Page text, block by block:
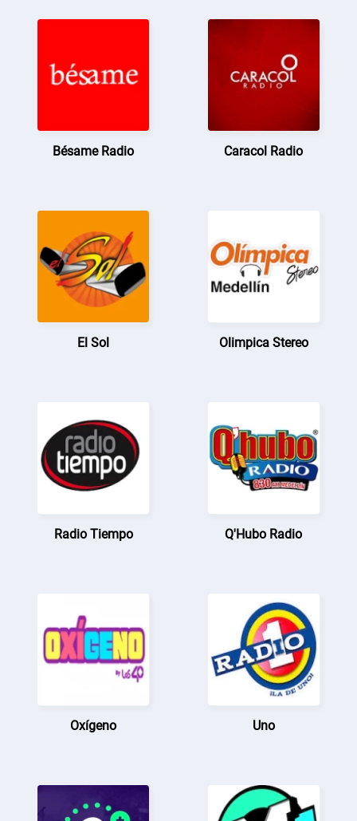
Bésame Radio Caracol Radio
El Sol Olimpica Stereo
Radio Tiempo Q'Hubo Radio
Oxígeno Uno